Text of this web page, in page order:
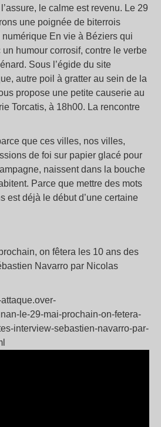
le calme est revenu. Le 29
une poignée de biterrois
En vie à Béziers qui
un humour corrosif, contre le verbe
Sous l’égide du site
autre poil à gratter au sein de la
propose une petite causerie au
Torcatis, à 18h00. La rencontre
que ces villes, nos villes,
de foi sur papier glacé pour
naissent dans la bouche
Parce que mettre des mots
est déjà le début d’une certaine
on fêtera les 10 ans des
Navarro par Nicolas
le-29-mai-prochain-on-fetera-
interview-sebastien-navarro-par-